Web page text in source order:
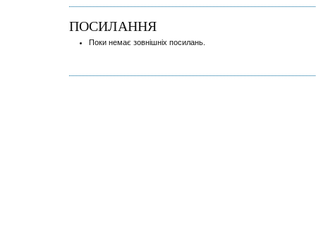
ПОСИЛАННЯ
Поки немає зовнішніх посилань.